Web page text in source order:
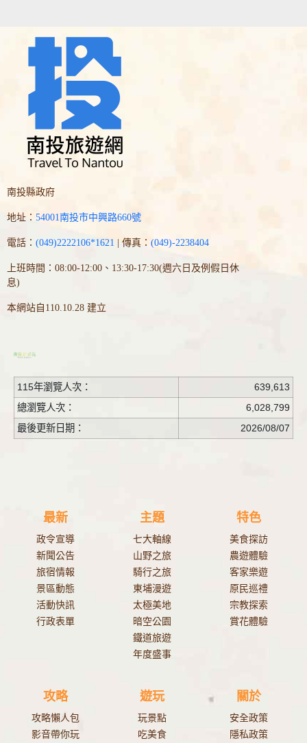
南投縣政府
地址： 54001南投市中興路660號
電話： (049)2222106*1621 | 傳真： (049)-2238404
上班時間：08:00-12:00、13:30-17:30(週六日及例假日休
息)
本網站自110.10.28 建立
115年瀏覽人次：
639,613
總瀏覽人次：
6,028,799
最後更新日期：
2026/08/07
最新
政令宣導
新聞公告
旅宿情報
景區動態
活動快訊
行政表單
主題
七大軸線
山野之旅
騎行之旅
東埔漫遊
太極美地
暗空公園
鐵道旅遊
年度盛事
特色
美食探訪
農遊體驗
客家樂遊
原民巡禮
宗教探索
賞花體驗
攻略
攻略懶人包
影音帶你玩
遊玩
玩景點
吃美食
關於
安全政策
隱私政策